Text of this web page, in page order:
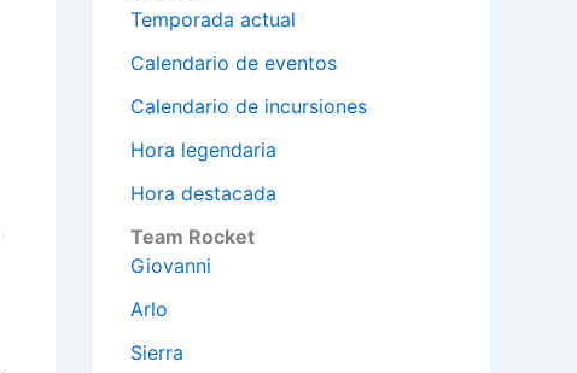
Temporada actual
Calendario de eventos
Calendario de incursiones
Hora legendaria
Hora destacada
Team Rocket
Giovanni
Arlo
Sierra